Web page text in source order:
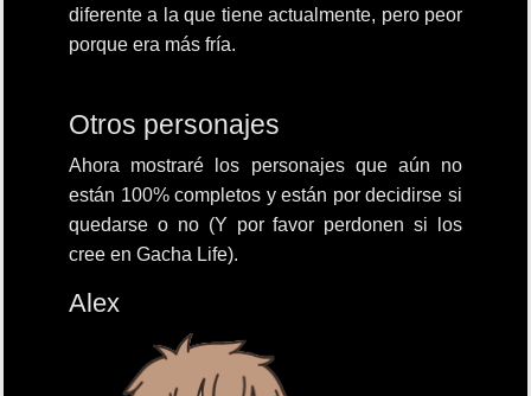
diferente a la que tiene actualmente, pero peor
porque era más fría.
Otros personajes
Ahora mostraré los personajes que aún no
están 100% completos y están por decidirse si
quedarse o no (Y por favor perdonen si los
cree en Gacha Life).
Alex